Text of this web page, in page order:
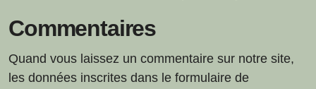
Commentaires
Quand vous laissez un commentaire sur notre site,
les données inscrites dans le formulaire de